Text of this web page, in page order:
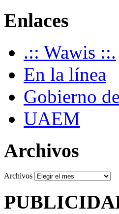
Enlaces
.:: Wawis ::.
En la línea
Gobierno
UAEM
Archivos
Archivos